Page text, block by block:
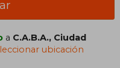
a C.A.B.A., Ciudad
ubicación